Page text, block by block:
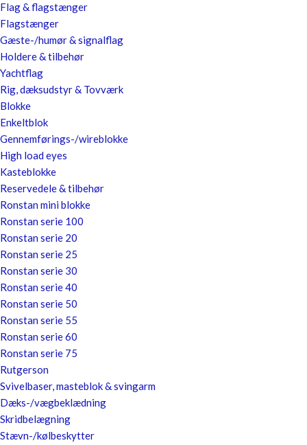
Flag & flagstænger
Flagstænger
Gæste-/humør & signalflag
Holdere & tilbehør
Yachtflag
Rig, dæksudstyr & Tovværk
Blokke
Enkeltblok
Gennemførings-/wireblokke
High load eyes
Kasteblokke
Reservedele & tilbehør
Ronstan mini blokke
Ronstan serie 100
Ronstan serie 20
Ronstan serie 25
Ronstan serie 30
Ronstan serie 40
Ronstan serie 50
Ronstan serie 55
Ronstan serie 60
Ronstan serie 75
Rutgerson
Svivelbaser, masteblok & svingarm
Dæks-/vægbeklædning
Skridbelægning
Stævn-/kølbeskytter